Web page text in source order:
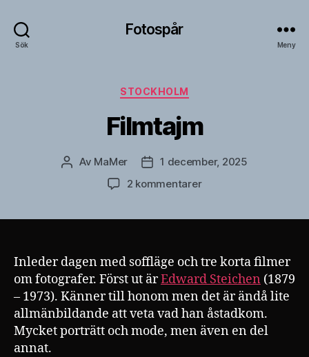
Sök
Fotospår
Meny
Kategorier
STOCKHOLM
Filmtajm
Inläggsförfattare
Av MaMer Inläggsdatum
1 december, 2025
2 kommentarertill
Inleder dagen med soffläge och tre korta filmer
om fotografer. Först ut ärEdward Steichen (1879
– 1973). Känner till honom men det är ändå lite
allmänbildande att veta vad han åstadkom.
Mycket porträtt och mode, men även en del
annat.